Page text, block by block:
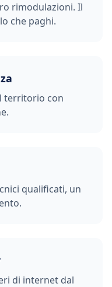
rimodulazioni. Il
che paghi.
territorio con
qualificati, un
di internet dal